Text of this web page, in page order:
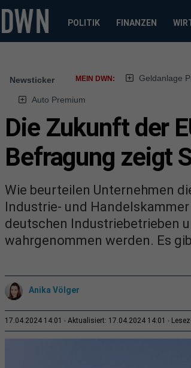
POLITIK FINANZEN
Newsticker MEIN DWN: Geldanlage
Auto Premium
Die Zukunft der
Befragung zeigt
Wie beurteilen Unternehmen
Industrie- und
deutschen Industriebetrieben
wahrgenommen werden. Es
Anika Völger
17.04.2024 14:01 Aktualisiert: 17.04.2024 14:01